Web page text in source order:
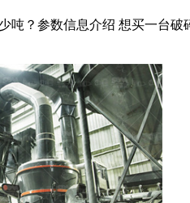
吨？参数信息介绍 想买一台